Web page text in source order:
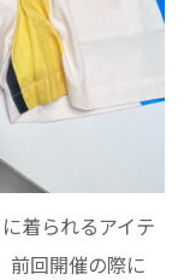
着られるアイテ
前回開催の際に